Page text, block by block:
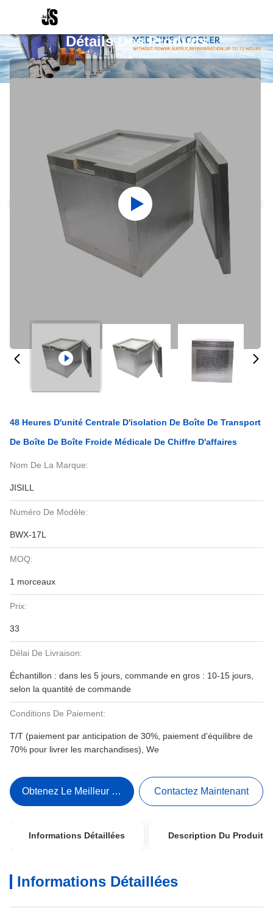
Détails Des Produits
48 Heures D'unité Centrale D'isolation De Boîte De Transport
De Boîte De Boîte Froide Médicale De Chiffre D'affaires
Nom De La Marque:
JISILL
Numéro De Modèle:
BWX-17L
MOQ:
1 morceaux
Prix:
33
Délai De Livraison:
Échantillon : dans les 5 jours, commande en gros : 10-15 jours,
selon la quantité de commande
Conditions De Paiement:
T/T (paiement par anticipation de 30%, paiement d'équilibre de
70% pour livrer les marchandises), We
Obtenez Le Meilleur Prix Contactez Maintenant
Informations Détaillées Description Du Produit
Informations Détaillées